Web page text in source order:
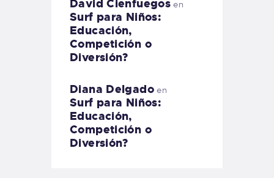
David Cienfuegos en
Surf para Niños:
Educación,
Competición o
Diversión?
Diana Delgadoen
Surf para Niños:
Educación,
Competición o
Diversión?